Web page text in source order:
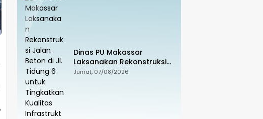
Dinas PU Makassar
Laksanakan Rekonstruksi
Jalan Beton di Jl. Tidung 6
Jumat, 07/08/2026